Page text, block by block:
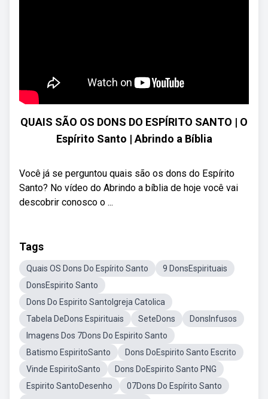
QUAIS SÃO OS DONS DO ESPÍRITO SANTO | O
Espírito Santo | Abrindo a Bíblia
Você já se perguntou quais são os dons do Espírito
Santo? No vídeo do Abrindo a bíblia de hoje você vai
descobrir conosco o ...
Tags
Quais OS Dons Do Espírito Santo
9 DonsEspirituais
DonsEspirito Santo
Dons Do Espirito SantoIgreja Catolica
Tabela DeDons Espirituais
SeteDons
DonsInfusos
Imagens Dos 7Dons Do Espirito Santo
Batismo EspiritoSanto
Dons DoEspirito Santo Escrito
Vinde EspiritoSanto
Dons DoEspirito Santo PNG
Espirito SantoDesenho
07Dons Do Espírito Santo